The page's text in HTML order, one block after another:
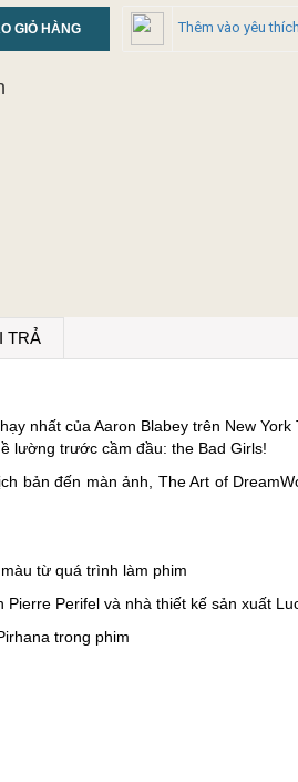
GIỎ HÀNG Thêm vào yêu thích
TRẢ
nhất của Aaron Blabey trên New
lường trước cầm đầu: the Bad Girls!
bản đến màn ảnh, The Art of
từ quá trình làm phim
Perifel và nhà thiết kế sản xuất
trong phim